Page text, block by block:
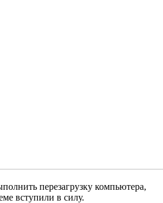
перезагрузку компьютера,
вступили в силу.